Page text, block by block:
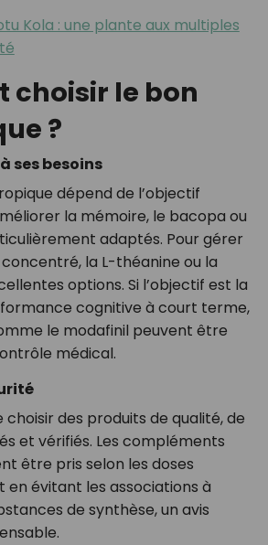
Kola : une plante aux multiples
choisir le bon
?
ses besoins
dépend de l’objectif
la mémoire, le bacopa ou
adaptés. Pour gérer
la L-théanine ou la
options. Si l’objectif est la
cognitive à court terme,
le modafinil peuvent être
médical.
des produits de qualité, de
et vérifiés. Les compléments
être pris selon les doses
évitant les associations à
de synthèse, un avis